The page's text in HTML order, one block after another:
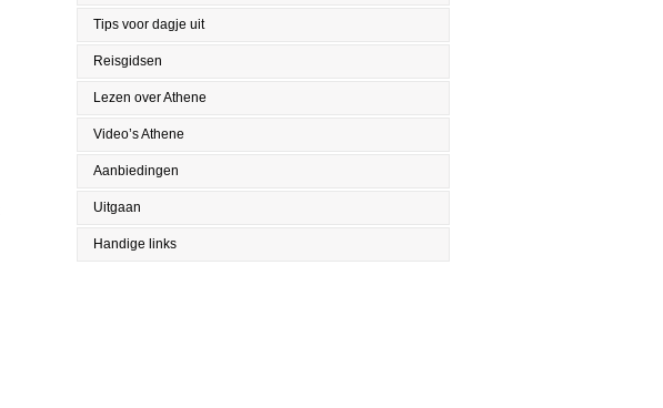
Tips voor dagje uit
Reisgidsen
Lezen over Athene
Video’s Athene
Aanbiedingen
Uitgaan
Handige links